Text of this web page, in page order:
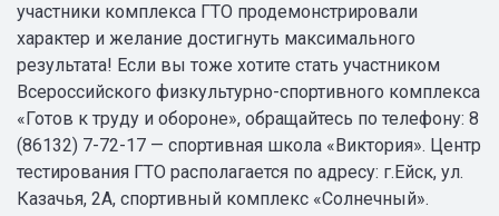
участники комплекса ГТО продемонстрировали
характер и желание достигнуть максимального
результата! Если вы тоже хотите стать участником
Всероссийского физкультурно-спортивного комплекса
«Готов к труду и обороне», обращайтесь по телефону: 8
(86132) 7-72-17 — спортивная школа «Виктория». Центр
тестирования ГТО располагается по адресу: г.Ейск, ул.
Казачья, 2А, спортивный комплекс «Солнечный».